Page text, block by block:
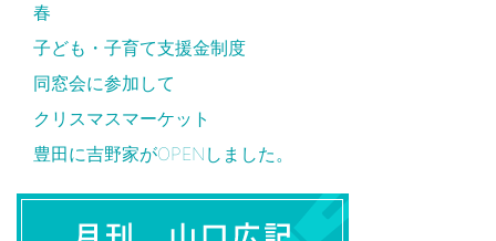
春
子ども・子育て支援金制度
同窓会に参加して
クリスマスマーケット
豊田に吉野家がOPENしました。